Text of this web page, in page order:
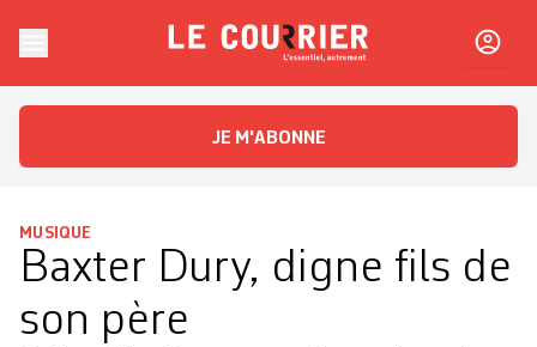
Le CourrierL'essentiel, autrement
JE M'ABONNE
MUSIQUE
Baxter Dury, digne fils de
son père